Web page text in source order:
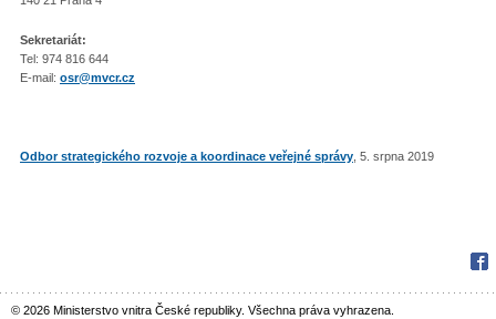
Sekretariát:
Tel: 974 816 644
E-mail: osr@mvcr.cz
Odbor strategického rozvoje a koordinace veřejné správy , 5. srpna 2019
© 2026 Ministerstvo vnitra České republiky. Všechna práva vyhrazena.